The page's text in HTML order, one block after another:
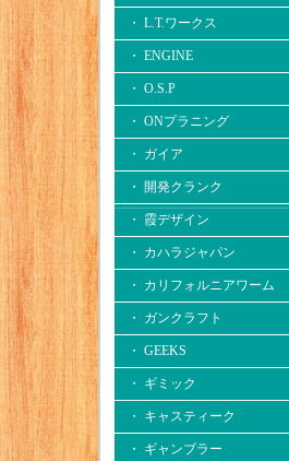
・ L.T.ワークス
・ ENGINE
・ O.S.P
・ ONプラニング
・ ガイア
・ 開発クランク
・ 霞デザイン
・ カハラジャパン
・ カリフォルニアワーム
・ ガンクラフト
・ GEEKS
・ ギミック
・ キャスティーク
・ ギャンブラー